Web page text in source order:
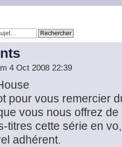
4 Oct 2008 22:39
pour vous remercier
vous nous offrez
titres cette série en
adhérent.